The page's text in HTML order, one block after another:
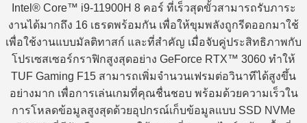
Intel® Core™ i9-11900H 8 คอร์ ที่เร็วสุดขั้วสามารถรับภาระ
งานได้มากถึง 16 เธรดพร้อมกัน เพื่อให้ขุมพลังถูกรีดออกมาใช้
เพื่อใช้งานแบบมัลติทาสก์ และที่สำคัญ เมื่อจับคู่ประสิทธิภาพกับ
โปรเซสเซอร์กราฟิกสูงสุดอย่าง GeForce RTX™ 3060 ทำให้
TUF Gaming F15 สามารถเพิ่มจำนวนเฟรมต่อวินาทีได้สูงขึ้น
อย่างมาก เพื่อการเล่นเกมที่คุณชื่นชอบ พร้อมด้วยความเร็วใน
การโหลดข้อมูลสูงสุดด้วยอุปกรณ์เก็บข้อมูลแบบ SSD NVMe